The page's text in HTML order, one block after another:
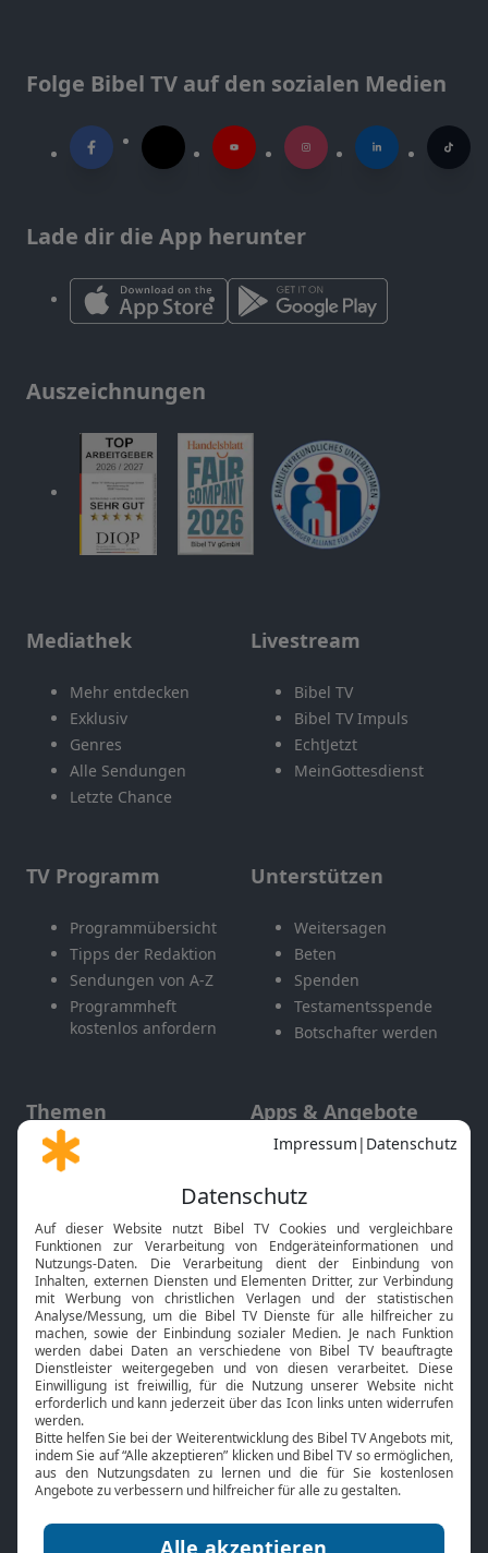
Folge Bibel TV auf den sozialen Medien
Lade dir die App herunter
Auszeichnungen
Mediathek
Mehr entdecken
Exklusiv
Genres
Alle Sendungen
Letzte Chance
Livestream
Bibel TV
Bibel TV Impuls
EchtJetzt
MeinGottesdienst
TV Programm
Programmübersicht
Tipps der Redaktion
Sendungen von A-Z
Programmheft
kostenlos anfordern
Unterstützen
Weitersagen
Beten
Spenden
Testamentsspende
Botschafter werden
Themen
Gott und Bibel erklärt
Neuigkeiten
Apps & Angebote
Mobile App
Smart TV
HbbTV
Bibelthek Online-Bibel
Nächster Gottesdienst
Bibel TV
Über uns
Jobs
Mediadaten
Service
Kontakt
TV-Empfang